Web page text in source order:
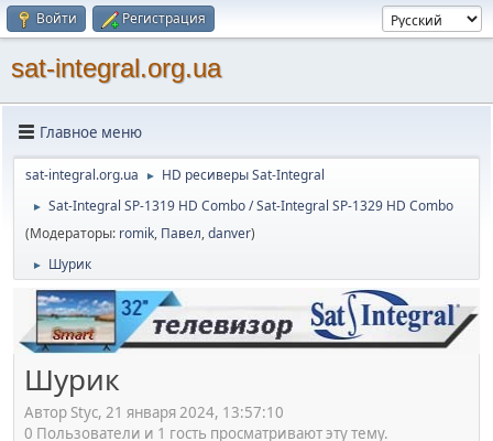
Войти Регистрация
sat-integral.org.ua
Главное меню
sat-integral.org.ua ► HD ресиверы Sat-Integral
►
Sat-Integral SP-1319 HD Combo / Sat-Integral SP-1329 HD Combo
(Модераторы: romik, Павел,danver)
► Шурик
Шурик
Автор Styc, 21 января 2024, 13:57:10
0 Пользователи и 1 гость просматривают эту тему.